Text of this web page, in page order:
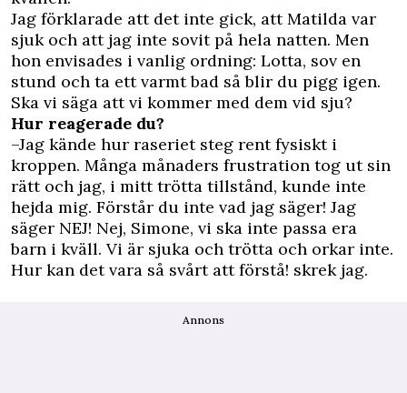
Jag förklarade att det inte gick, att Matilda var
sjuk och att jag inte sovit på hela natten. Men
hon envisades i vanlig ordning: Lotta, sov en
stund och ta ett varmt bad så blir du pigg igen.
Ska vi säga att vi kommer med dem vid sju?
Hur reagerade du?
–Jag kände hur raseriet steg rent fysiskt i
kroppen. Många månaders frustration tog ut sin
rätt och jag, i mitt trötta tillstånd, kunde inte
hejda mig. Förstår du inte vad jag säger! Jag
säger NEJ! Nej, Simone, vi ska inte passa era
barn i kväll. Vi är sjuka och trötta och orkar inte.
Hur kan det vara så svårt att förstå! skrek jag.
Annons